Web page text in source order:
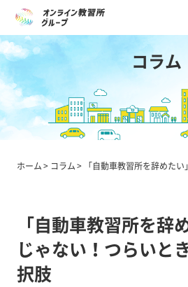
コラム
ホーム コラム 「自動車教習所を辞めた
「自動車教習所を辞
じゃない！つらいと
択肢